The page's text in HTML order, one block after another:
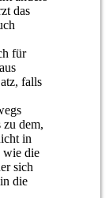
das
für
falls
dem,
in
wie die
sich
die